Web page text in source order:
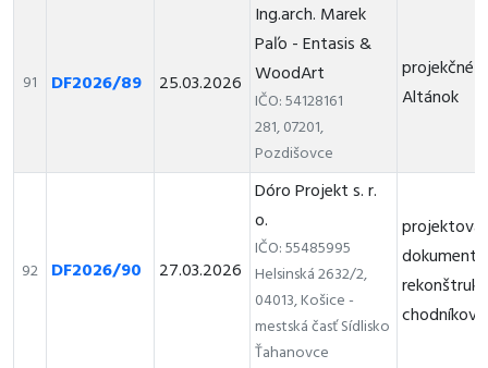
91 DF2026/89 25.03.2026
Ing.arch. Marek
Paľo - Entasis &
WoodArt
IČO: 54128161
281, 07201,
Pozdišovce
projekčné
Altánok
92 DF2026/90 27.03.2026
Dóro Projekt s. r.
o.
IČO: 55485995
Helsinská 2632/2,
04013, Košice -
mestská časť Sídlisko
Ťahanovce
projektová
chodníkov